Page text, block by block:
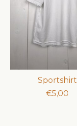
Sportshirt
€5,00